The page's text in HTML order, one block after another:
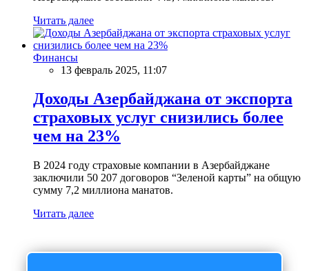
Читать далее
Финансы
13 февраль 2025, 11:07
Доходы Азербайджана от экспорта
страховых услуг снизились более
чем на 23%
В 2024 году страховые компании в Азербайджане
заключили 50 207 договоров “Зеленой карты” на общую
сумму 7,2 миллиона манатов.
Читать далее